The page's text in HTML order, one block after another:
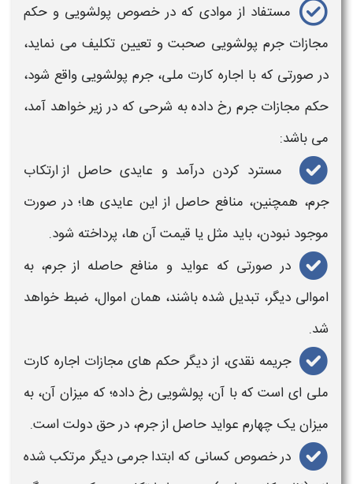
مستفاد از موادی که در خصوص پولشویی و حکم
مجازات جرم پولشویی صحبت و تعیین تکلیف می نماید،
در صورتی که با اجاره کارت ملی، جرم پولشویی واقع شود،
حکم مجازات جرم رخ داده به شرحی که در زیر خواهد آمد،
می باشد:
مسترد کردن درآمد و عایدی حاصل از ارتکاب
جرم، همچنین، منافع حاصل از این عایدی ها؛ در صورت
موجود نبودن، باید مثل یا قیمت آن ها، پرداخته شود.
در صورتی که عواید و منافع حاصله ازجرم، به
اموالی دیگر، تبدیل شده باشند، همان اموال، ضبط خواهد
شد.
جریمه نقدی، از دیگر حکم های مجازات اجاره کارت
ملی ای است که با آن، پولشویی رخ داده؛ که میزان آن، به
میزان یک چهارم عواید حاصل ازجرم، در حق دولت است.
در خصوص کسانی که ابتداجرمی دیگر مرتکب شده